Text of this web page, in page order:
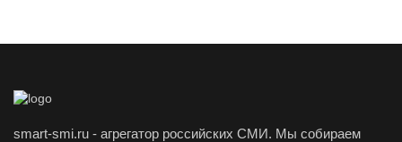
smart-smi.ru - агрегатор российских СМИ. Мы собираем